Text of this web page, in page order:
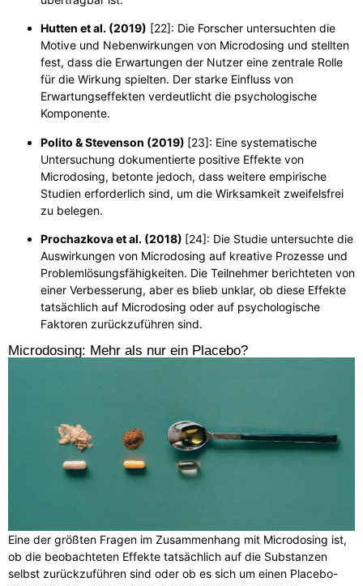
Hutten et al. (2019) [22]: Die Forscher untersuchten die
Motive und Nebenwirkungen von Microdosing und stellten
fest, dass die Erwartungen der Nutzer eine zentrale Rolle
für die Wirkung spielten. Der starke Einfluss von
Erwartungseffekten verdeutlicht die psychologische
Komponente.
Polito & Stevenson (2019) [23]: Eine systematische
Untersuchung dokumentierte positive Effekte von
Microdosing, betonte jedoch, dass weitere empirische
Studien erforderlich sind, um die Wirksamkeit zweifelsfrei
zu belegen.
Prochazkova et al. (2018) [24]: Die Studie untersuchte die
Auswirkungen von Microdosing auf kreative Prozesse und
Problemlösungsfähigkeiten. Die Teilnehmer berichteten von
einer Verbesserung, aber es blieb unklar, ob diese Effekte
tatsächlich auf Microdosing oder auf psychologische
Faktoren zurückzuführen sind.
Microdosing: Mehr als nur ein Placebo?
Eine der größten Fragen im Zusammenhang mit Microdosing ist,
ob die beobachteten Effekte tatsächlich auf die Substanzen
selbst zurückzuführen sind oder ob es sich um einen Placebo-